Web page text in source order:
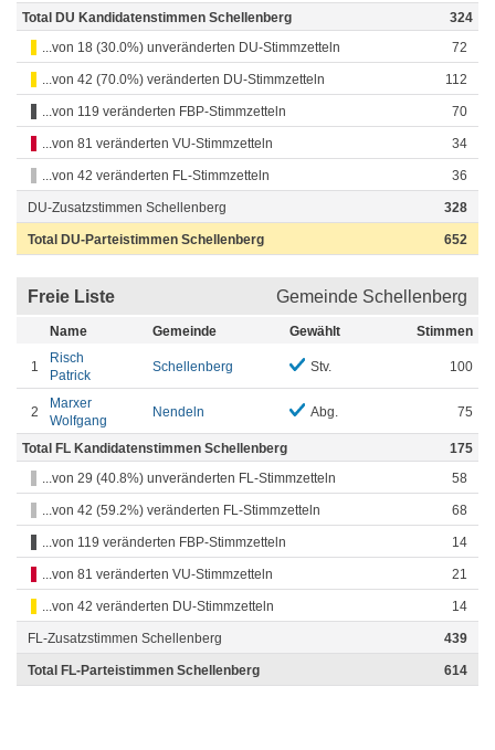
Total DU Kandidatenstimmen Schellenberg
324
...von 18 (30.0%) unveränderten DU-Stimmzetteln
72
...von 42 (70.0%) veränderten DU-Stimmzetteln 112
...von 119 veränderten FBP-Stimmzetteln 70
...von 81 veränderten VU-Stimmzetteln 34
...von 42 veränderten FL-Stimmzetteln 36
DU-Zusatzstimmen Schellenberg 328
Total DU-Parteistimmen Schellenberg 652
Freie Liste Gemeinde Schellenberg
Name Gemeinde Gewählt Stimmen
1
Risch
Patrick
Schellenberg Stv. 100
2
Marxer
Wolfgang
Nendeln Abg. 75
Total FL Kandidatenstimmen Schellenberg
175
...von 29 (40.8%) unveränderten FL-Stimmzetteln
58
...von 42 (59.2%) veränderten FL-Stimmzetteln 68
...von 119 veränderten FBP-Stimmzetteln 14
...von 81 veränderten VU-Stimmzetteln 21
...von 42 veränderten DU-Stimmzetteln 14
FL-Zusatzstimmen Schellenberg 439
Total FL-Parteistimmen Schellenberg 614